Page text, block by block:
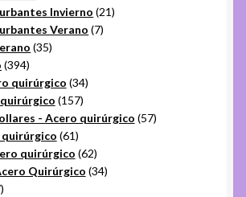
productos
Invierno 2121
Verano 77
3535
394394
productos
quirúrgico 3434
157157
productos
- Acero quirúrgico 5757
quirúrgico 6161
productos
quirúrgico 6262
productos
Quirúrgico 3434
657